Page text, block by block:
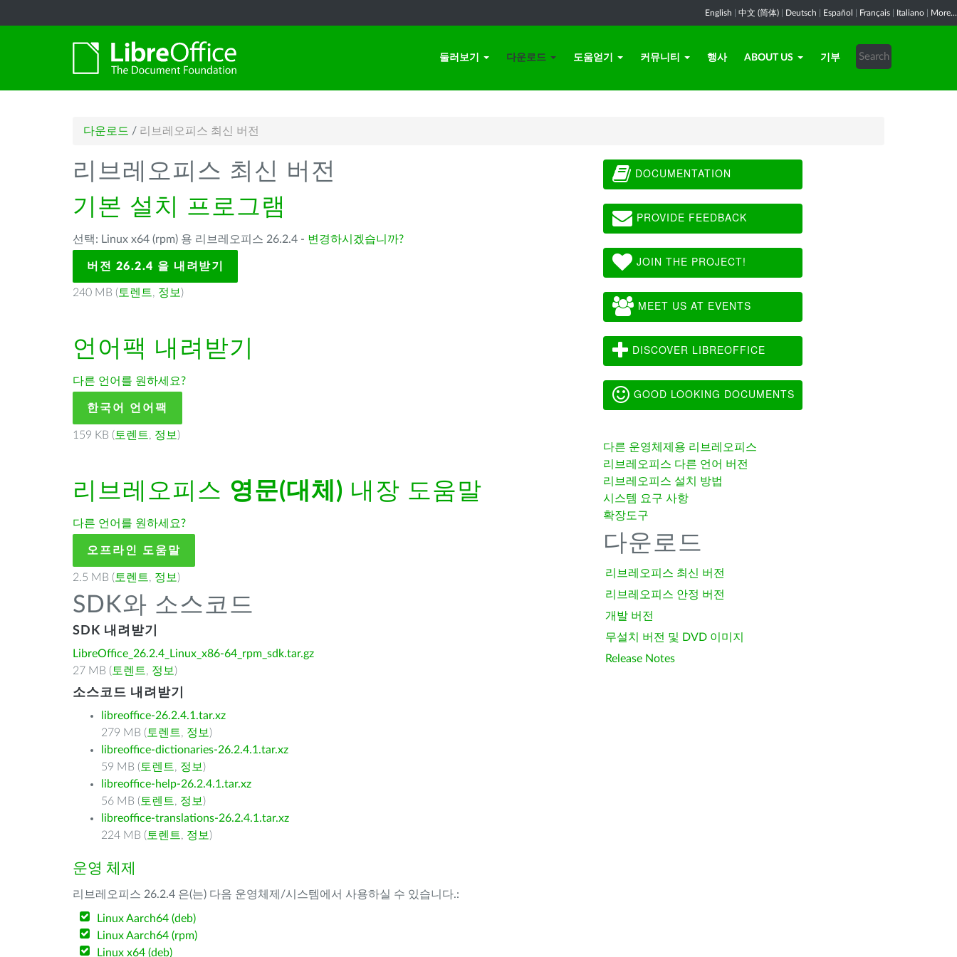
English 中文 (简体) Deutsch Español Français Italiano More...
둘러보기 다운로드 도움얻기 커뮤니티 행사 ABOUT US 기부
다운로드 / 리브레오피스 최신 버전
리브레오피스 최신 버전
기본 설치 프로그램
선택: Linux x64 (rpm) 용 리브레오피스 26.2.4 - 변경하시겠습니까?
버전 26.2.4 을 내려받기
240 MB ( 토렌트, 정보 )
언어팩 내려받기
다른 언어를 원하세요?
한국어 언어팩
159 KB ( 토렌트, 정보 )
리브레오피스 영문(대체) 내장 도움말
다른 언어를 원하세요?
오프라인 도움말
2.5 MB ( 토렌트, 정보 )
SDK와 소스코드
SDK 내려받기
LibreOffice_26.2.4_Linux_x86-64_rpm_sdk.tar.gz
27 MB ( 토렌트, 정보 )
소스코드 내려받기
libreoffice-26.2.4.1.tar.xz
279 MB ( 토렌트, 정보 )
libreoffice-dictionaries-26.2.4.1.tar.xz
59 MB ( 토렌트, 정보 )
libreoffice-help-26.2.4.1.tar.xz
56 MB ( 토렌트, 정보 )
libreoffice-translations-26.2.4.1.tar.xz
224 MB ( 토렌트, 정보 )
운영 체제
리브레오피스 26.2.4 은(는) 다음 운영체제/시스템에서 사용하실 수 있습니다.:
Linux Aarch64 (deb)
Linux Aarch64 (rpm)
Linux x64 (deb)
DOCUMENTATION
PROVIDE FEEDBACK
JOIN THE PROJECT!
MEET US AT EVENTS
DISCOVER LIBREOFFICE
GOOD LOOKING DOCUMENTS
다른 운영체제용 리브레오피스
리브레오피스 다른 언어 버전
리브레오피스 설치 방법
시스템 요구 사항
확장도구
다운로드
리브레오피스 최신 버전
리브레오피스 안정 버전
개발 버전
무설치 버전 및 DVD 이미지
Release Notes